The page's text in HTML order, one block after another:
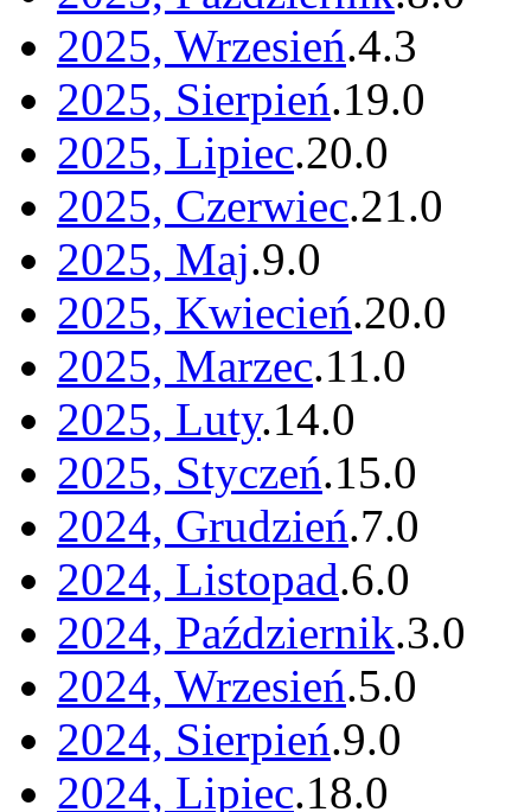
2025, Wrzesień.4.3
2025, Sierpień.19.0
2025, Lipiec.20.0
2025, Czerwiec.21.0
2025, Maj.9.0
2025, Kwiecień.20.0
2025, Marzec.11.0
2025, Luty.14.0
2025, Styczeń.15.0
2024, Grudzień.7.0
2024, Listopad.6.0
2024, Październik.3.0
2024, Wrzesień.5.0
2024, Sierpień.9.0
2024, Lipiec.18.0